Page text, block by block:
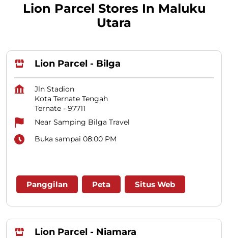
Lion Parcel Stores In Maluku
Utara
Lion Parcel - Bilga
Jln Stadion
Kota Ternate Tengah
Ternate - 97711
Near Samping Bilga Travel
Buka sampai 08:00 PM
Panggilan Peta Situs Web
Lion Parcel - Niamara